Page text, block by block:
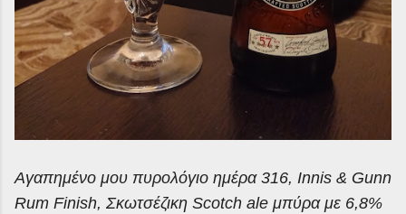
Αγαπημένο μου πυρολόγιο ημέρα 316, Innis & Gunn
Rum Finish, Σκωτσέζικη Scotch ale μπύρα με 6,8%